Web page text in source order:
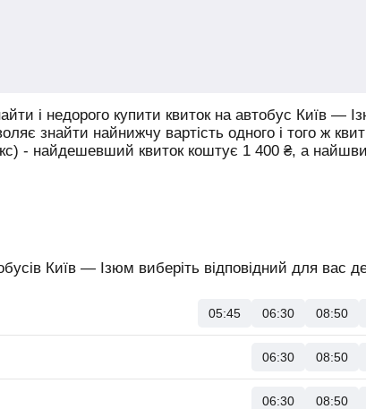
і недорого купити квиток на автобус Київ —
знайти найнижчу вартість одного і того ж
- найдешевший квиток коштує 1 400 ₴, а
Київ — Ізюм виберіть відповідний для вас
05:45 06:30 08:50
06:30 08:50
06:30 08:50